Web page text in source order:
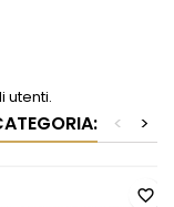
utenti.
>
<
favorite_border